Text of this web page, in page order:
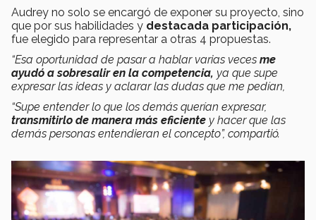
Audrey no solo se encargó de exponer su proyecto, sino
que por sus habilidades y destacada participación,
fue elegido para representar a otras 4 propuestas.
“Esa oportunidad de pasar a hablar varias veces me
ayudó a sobresalir en la competencia, ya que supe
expresar las ideas y aclarar las dudas que me pedían,
“Supe entender lo que los demás querían expresar,
transmitirlo de manera más eficiente y hacer que las
demás personas entendieran el concepto”, compartió.